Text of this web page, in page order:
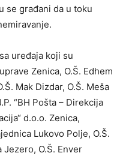
se građani da u toku
uređaja koji su
Zenica, O.Š. Edhem
Mak Dizdar, O.Š. Meša
“BH Pošta – Direkcija
d.o.o. Zenica,
Lukovo Polje, O.Š.
O.Š. Enver